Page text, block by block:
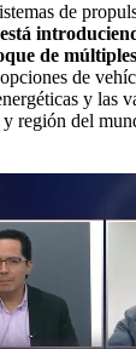
de
de
de
y las
y región del